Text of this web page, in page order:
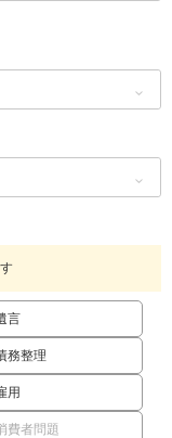
言
務整理
用
費者問題